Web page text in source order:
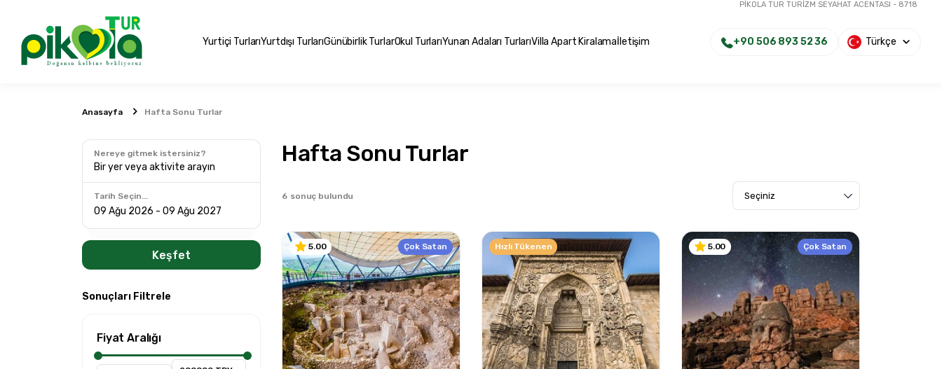
PİKOLA TUR TURİZM SEYAHAT ACENTASI - 8718
Yurtiçi TurlarıYurtdışı TurlarıGünübirlik TurlarOkul TurlarıYunan Adaları TurlarıVilla Apart Kiralamaİletişim +90 506 893 52 36 Türkçe
Anasayfa Hafta Sonu Turlar
Nereye gitmek istersiniz?
Bir yer veya aktivite arayın
Tarih Seçin...
Keşfet
Sonuçları Filtrele
Fiyat Aralığı
Hafta Sonu Turlar
6 sonuç bulundu
5.00 Çok Satan Hızlı Tükenen 5.00 Çok Satan